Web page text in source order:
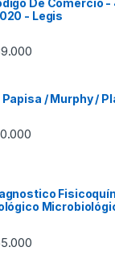
- Legis
Papisa / Murphy /